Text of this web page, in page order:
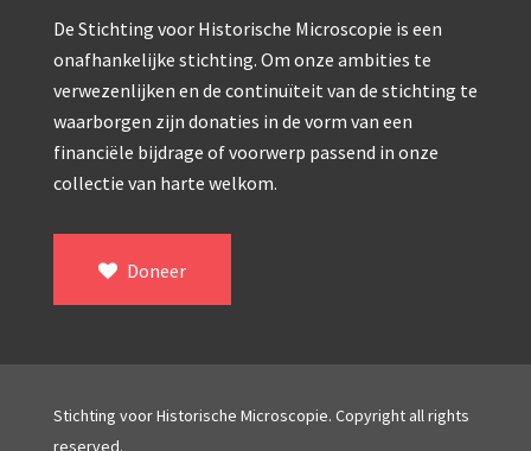
Seibert, ‘Stativ 3’ (1895-1900)
Watson & Sons, No. 1 ‘Van Heurck’ (ca. 1900)
Reichert (ca. 1925)
Winkel, statief BTC (1955-1957)
Troughton & Simms, McArthur type (1959-
Bleeker, statief R (ca. 1965)
De Stichting voor Historische Microscopie is een
onafhankelijke stichting. Om onze ambities te
verwezenlijken en de continuïteit van de stichting te
waarborgen zijn donaties in de vorm van een
financiële bijdrage of voorwerp passend in onze
collectie van harte welkom.
Doneer
Stichting voor Historische Microscopie. Copyright all rights
reserved.